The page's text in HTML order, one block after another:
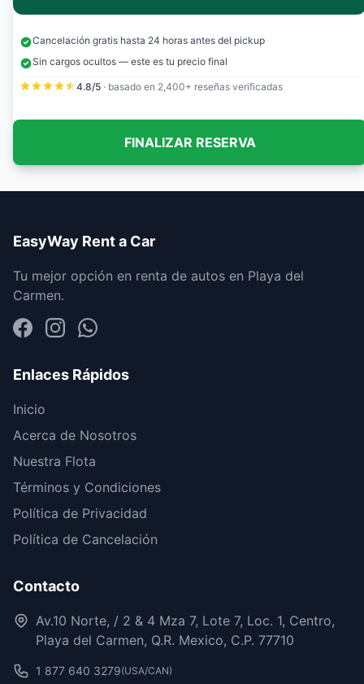
Cancelación gratis hasta 24 horas antes del pickup
Sin cargos ocultos — este es tu precio final
4.8/5 · basado en 2,400+ reseñas verificadas
FINALIZAR RESERVA
EasyWay Rent a Car
Tu mejor opción en renta de autos en Playa del
Carmen.
Enlaces Rápidos
Inicio
Acerca de Nosotros
Nuestra Flota
Términos y Condiciones
Política de Privacidad
Política de Cancelación
Contacto
Av.10 Norte, / 2 & 4 Mza 7, Lote 7, Loc. 1, Centro,
Playa del Carmen, Q.R. Mexico, C.P. 77710
1 877 640 3279(USA/CAN)